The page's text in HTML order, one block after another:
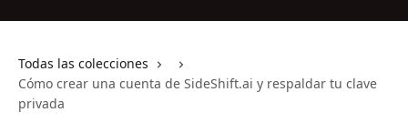
Todas las colecciones
Cómo crear una cuenta de SideShift.ai y respaldar tu clave
privada